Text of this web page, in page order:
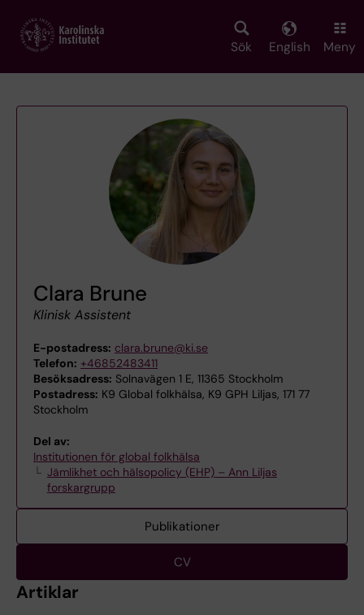
main
Sök English Meny
Clara Brune
Klinisk Assistent
E-postadress: clara.brune@ki.se
Telefon: +46852483411
Besöksadress: Solnavägen 1 E, 11365 Stockholm
Postadress: K9 Global folkhälsa, K9 GPH Liljas, 171 77
Stockholm
Del av:
Institutionen för global folkhälsa
Jämlikhet och hälsopolicy (EHP) – Ann Liljas
forskargrupp
Publikationer
CV
Artiklar